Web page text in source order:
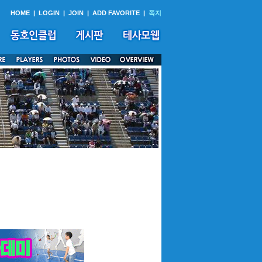
HOME | LOGIN | JOIN | ADD FAVORITE | 쪽지